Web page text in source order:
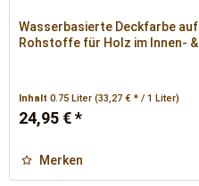
Wasserbasierte Deckfarbe
Rohstoffe für Holz im Innen-
Inhalt0.75 Liter(33,27 € * / 1 Liter)
24,95 € *
Merken